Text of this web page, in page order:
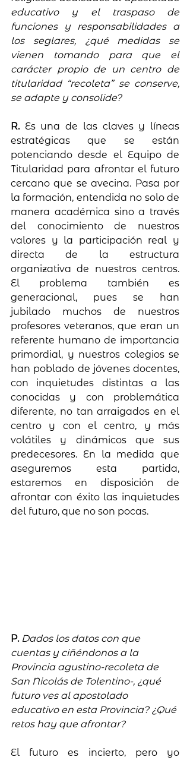
educativo y el traspaso de
funciones y responsabilidades a
los seglares, ¿qué medidas se
vienen tomando para que el
carácter propio de un centro de
titularidad “recoleta” se conserve,
se adapte y consolide?
R. Es una de las claves y líneas
estratégicas que se están
potenciando desde el Equipo de
Titularidad para afrontar el futuro
cercano que se avecina. Pasa por
la formación, entendida no solo de
manera académica sino a través
del conocimiento de nuestros
valores y la participación real y
directa de la estructura
organizativa de nuestros centros.
El problema también es
generacional, pues se han
jubilado muchos de nuestros
profesores veteranos, que eran un
referente humano de importancia
primordial, y nuestros colegios se
han poblado de jóvenes docentes,
con inquietudes distintas a las
conocidas y con problemática
diferente, no tan arraigados en el
centro y con el centro, y más
volátiles y dinámicos que sus
predecesores. En la medida que
aseguremos esta partida,
estaremos en disposición de
afrontar con éxito las inquietudes
del futuro, que no son pocas.
P. Dados los datos con que
cuentas y ciñéndonos a la
Provincia agustino-recoleta de
San Nicolás de Tolentino-, ¿qué
futuro ves al apostolado
educativo en esta Provincia? ¿Qué
retos hay que afrontar?
El futuro es incierto, pero yo